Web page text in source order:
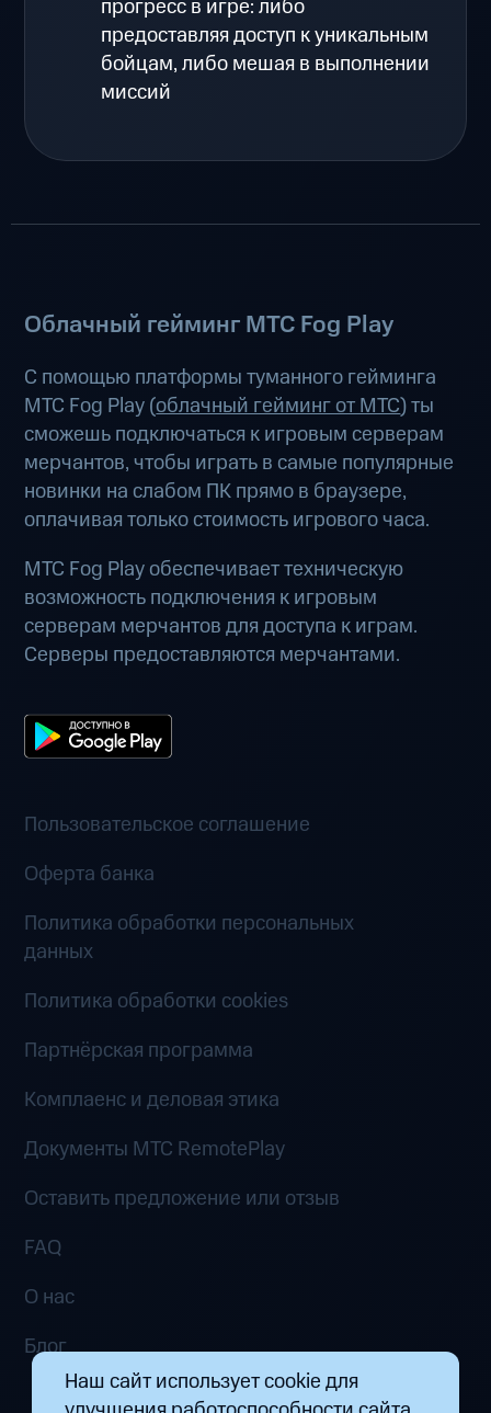
Наш сайт использует cookie для
прогресс в игре: либо
предоставляя доступ к уникальным
бойцам, либо мешая в выполнении
миссий
Облачный гейминг МТС Fog Play
С помощью платформы туманного гейминга
МТС Fog Play (облачный гейминг от МТС) ты
сможешь подключаться к игровым серверам
мерчантов, чтобы играть в самые популярные
новинки на слабом ПК прямо в браузере,
оплачивая только стоимость игрового часа.
МТС Fog Play обеспечивает техническую
возможность подключения к игровым
серверам мерчантов для доступа к играм.
Серверы предоставляются мерчантами.
Пользовательское соглашение
Оферта банка
Политика обработки персональных
данных
Политика обработки cookies
Партнёрская программа
Комплаенс и деловая этика
Документы MTC RemotePlay
Оставить предложение или отзыв
FAQ
О нас
Блог